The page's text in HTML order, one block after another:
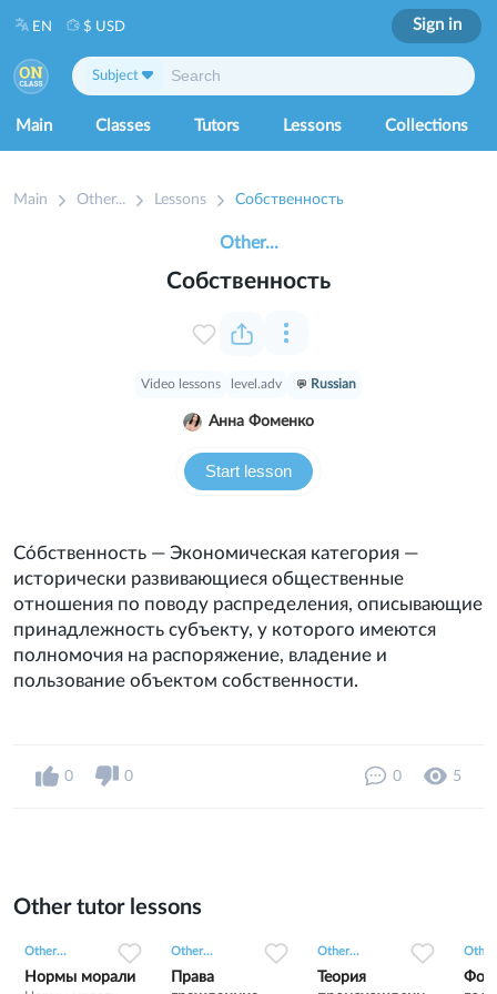
Main Classes Tutors Lessons Collections
Subject
EN $ USD Sign in
Main Other... Lessons Собственность
Собственность
Start lesson
Video lessons level.adv Russian
Анна Фоменко
Other...
Со́бственность — Экономическая категория —
исторически развивающиеся общественные
отношения по поводу распределения, описывающие
принадлежность субъекту, у которого имеются
полномочия на распоряжение, владение и
пользование объектом собственности.
0 0 0 5
Other tutor lessons
Other...
Нормы морали
Other...
Права
Other...
Теория